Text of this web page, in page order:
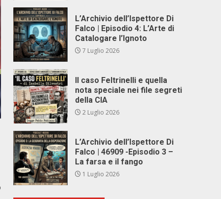
L’Archivio dell’Ispettore Di
Falco | Episodio 4: L’Arte di
Catalogare l’Ignoto
7 Luglio 2026
Il caso Feltrinelli e quella
nota speciale nei file segreti
della CIA
2 Luglio 2026
L’Archivio dell’Ispettore Di
Falco | 46909 -Episodio 3 –
La farsa e il fango
1 Luglio 2026